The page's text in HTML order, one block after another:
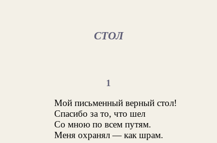
СТОЛ
1
Мой письменный верный стол!
Спасибо за то, что шел
Со мною по всем путям.
Меня охранял — как шрам.